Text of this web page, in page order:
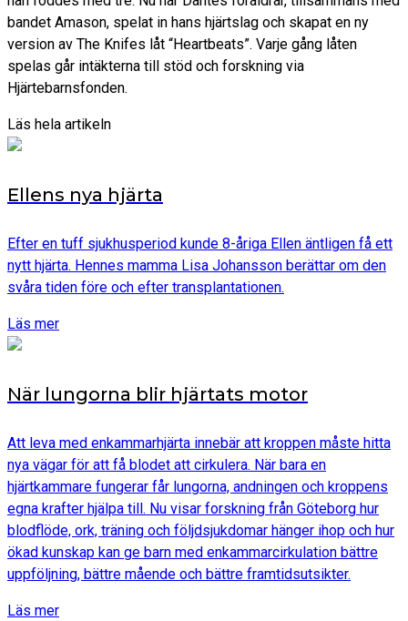
bandet Amason, spelat in hans hjärtslag och skapat en ny
version av The Knifes låt “Heartbeats”. Varje gång låten
spelas går intäkterna till stöd och forskning via
Hjärtebarnsfonden.
Läs hela artikeln
Ellens nya hjärta
Efter en tuff sjukhusperiod kunde 8-åriga Ellen äntligen få ett
nytt hjärta. Hennes mamma Lisa Johansson berättar om den
svåra tiden före och efter transplantationen.
Läs mer
När lungorna blir hjärtats motor
Att leva med enkammarhjärta innebär att kroppen måste hitta
nya vägar för att få blodet att cirkulera. När bara en
hjärtkammare fungerar får lungorna, andningen och kroppens
egna krafter hjälpa till. Nu visar forskning från Göteborg hur
blodflöde, ork, träning och följdsjukdomar hänger ihop och hur
ökad kunskap kan ge barn med enkammarcirkulation bättre
uppföljning, bättre mående och bättre framtidsutsikter.
Läs mer